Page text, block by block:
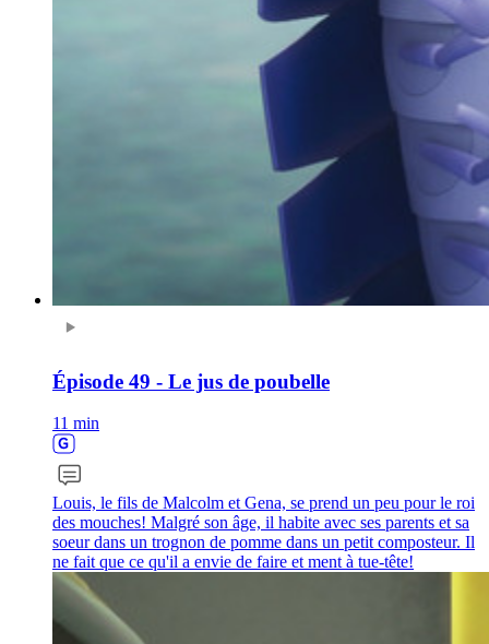
Épisode 49 - Le jus de poubelle
11 min
Louis, le fils de Malcolm et Gena, se prend un peu pour le roi
des mouches! Malgré son âge, il habite avec ses parents et sa
soeur dans un trognon de pomme dans un petit composteur. Il
ne fait que ce qu'il a envie de faire et ment à tue-tête!